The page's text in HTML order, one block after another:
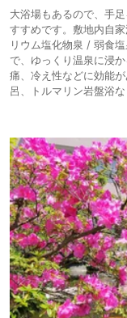
大浴場もあるので、手
すすめです。敷地内自
リウム塩化物泉 / 弱食
で、ゆっくり温泉に浸
痛、冷え性などに効能
呂、トルマリン岩盤浴